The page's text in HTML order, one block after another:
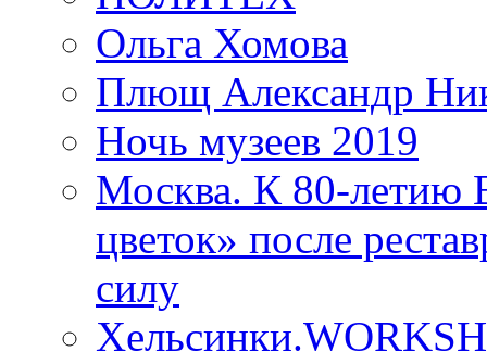
Ольга Хомова
Плющ Александр
Ночь музеев 2019
Москва. К 80-
цветок» после
силу